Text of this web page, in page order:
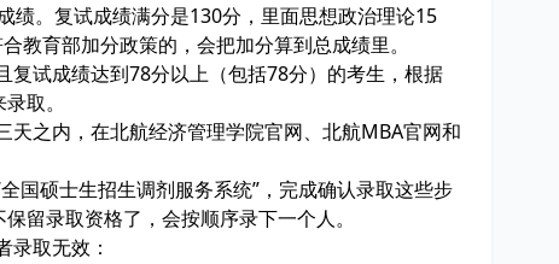
绩。复试成绩满分是130分，里面思想政治理论15
教育部加分政策的，会把加分算到总成绩里。
试成绩达到78分以上（包括78分）的考生，根据
取。
之内，在北航经济管理学院官网、北航MBA官网和
国硕士生招生调剂服务系统”，完成确认录取这些步
留录取资格了，会按顺序录下一个人。
取无效：